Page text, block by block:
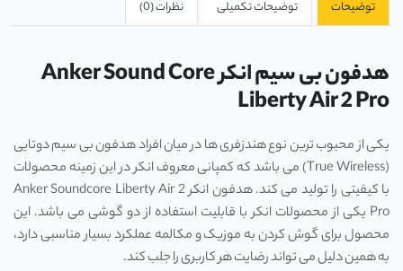
توضیحات توضیحات تکمیلی نظرات (0)
هدفون بی سیم انکر Anker Sound Core
Liberty Air 2 Pro
یکی از محبوب ترین نوع هندزفری ها در میان افراد هدفون بی سیم دوتایی
(True Wireless) می باشد که کمپانی معروف انکر در این زمینه محصولات
با کیفیتی را تولید می کند. هدفون انکر Anker Soundcore Liberty Air 2
Pro یکی از محصولات انکر با قابلیت استفاده از دو گوشی می باشد. این
محصول برای گوش کردن به موزیک و مکالمه عملکرد بسیار مناسبی دارد،
به همین دلیل می تواند رضایت هر کاربری را جلب کند.